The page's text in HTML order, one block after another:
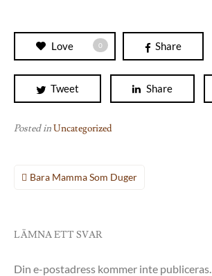
Love 0 Share
Tweet Share
Posted inUncategorized
Inläggsnavigering
Bara Mamma Som Duger
LÄMNA ETT SVAR
Din e-postadress kommer inte publiceras.